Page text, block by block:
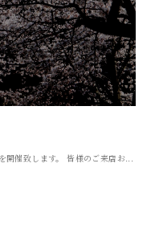
催致します。 皆様のご来店お...